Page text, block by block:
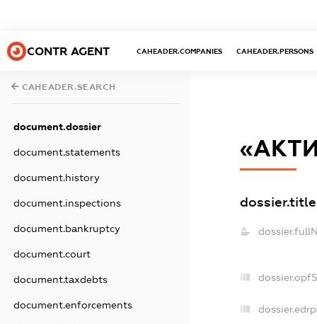
CONTR AGENT CAHEADER.COMPANIES CAHEADER.PERSONS
CAHEADER.SEARCH
document.dossier
document.statements
document.history
document.inspections
document.bankruptcy
document.court
document.taxdebts
document.enforcements
dossier.title